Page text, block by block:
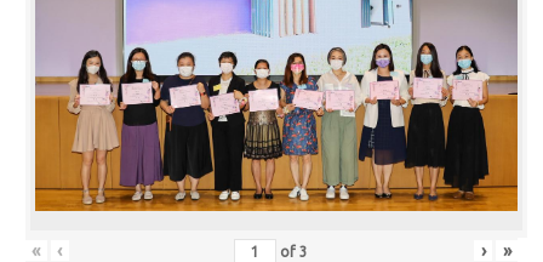
« ‹ of3 › »